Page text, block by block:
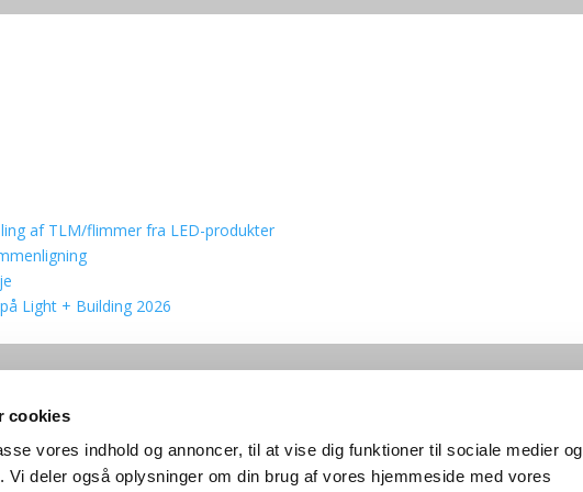
cookies
vores indhold og annoncer, til at vise dig funktioner til sociale medier og
deler også oplysninger om din brug af vores hjemmeside med vores
af TLM/flimmer fra LED-produkter
Light + Building 2026